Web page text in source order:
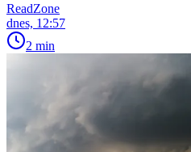
ReadZone
dnes, 12:57
2 min